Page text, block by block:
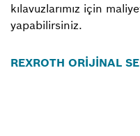
kılavuzlarımız için
yapabilirsiniz.
REXROTH ORİJİNAL